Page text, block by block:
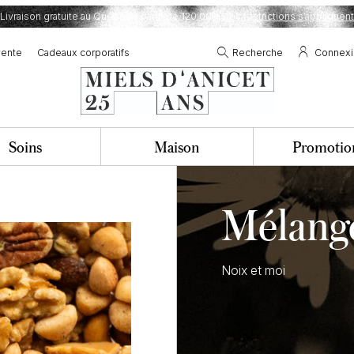
Livraison gratuite au Québec à partir de 120,00$. Des restrictions s’appliquent
Cadeaux corporatifs Recherche
Soins Maison
Noix et moi